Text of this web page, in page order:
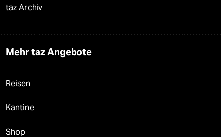
taz Archiv
Mehr taz Angebote
Reisen
Kantine
Shop